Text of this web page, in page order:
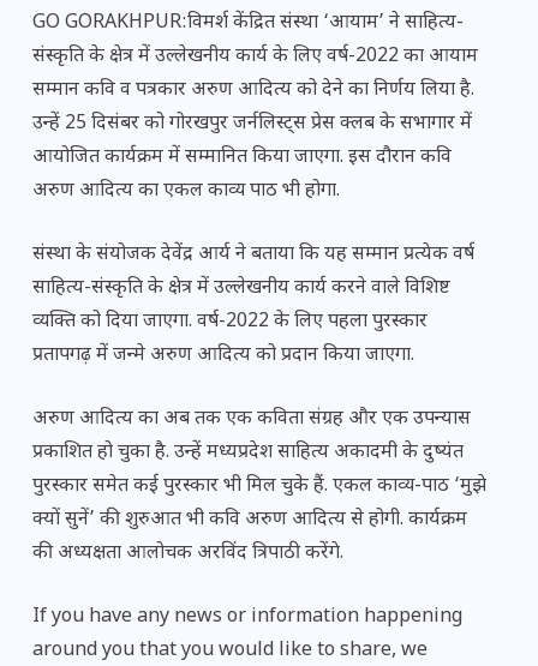
GO GORAKHPUR:विमर्श केंद्रित संस्था ‘आयाम’ ने साहित्य-
संस्कृति के क्षेत्र में उल्लेखनीय कार्य के लिए वर्ष-2022 का आयाम
सम्मान कवि व पत्रकार अरुण आदित्य को देने का निर्णय लिया है.
उन्हें 25 दिसंबर को गोरखपुर जर्नलिस्ट्स प्रेस क्लब के सभागार में
आयोजित कार्यक्रम में सम्मानित किया जाएगा. इस दौरान कवि
अरुण आदित्य का एकल काव्य पाठ भी होगा.
संस्था के संयोजक देवेंद्र आर्य ने बताया कि यह सम्मान प्रत्येक वर्ष
साहित्य-संस्कृति के क्षेत्र में उल्लेखनीय कार्य करने वाले विशिष्ट
व्यक्ति को दिया जाएगा. वर्ष-2022 के लिए पहला पुरस्कार
प्रतापगढ़ में जन्मे अरुण आदित्य को प्रदान किया जाएगा.
अरुण आदित्य का अब तक एक कविता संग्रह और एक उपन्यास
प्रकाशित हो चुका है. उन्हें मध्यप्रदेश साहित्य अकादमी के दुष्यंत
पुरस्कार समेत कई पुरस्कार भी मिल चुके हैं. एकल काव्य-पाठ ‘मुझे
क्यों सुनें’ की शुरुआत भी कवि अरुण आदित्य से होगी. कार्यक्रम
की अध्यक्षता आलोचक अरविंद त्रिपाठी करेंगे.
If you have any news or information happening
around you that you would like to share, we